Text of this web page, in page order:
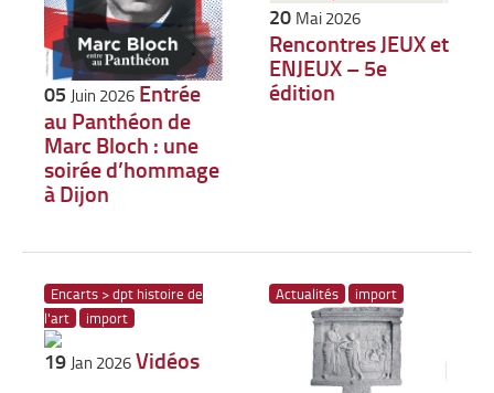
05 Juin 2026 Entrée
au Panthéon de
Marc Bloch : une
soirée d’hommage
à Dijon
20 Mai 2026
Rencontres JEUX et
ENJEUX – 5e
édition
Encarts > dpt histoire de
l'art
import
19Jan 2026Vidéos
Actualités import